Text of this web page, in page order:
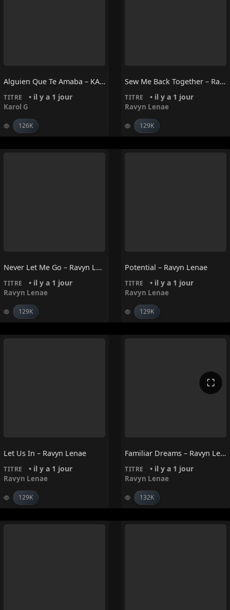
⛶
Alguien Que Te Amaba – KAROL G
TITRE • il y a 1 jour
Karol G
126K
Sew Me Back Together – Ravyn Lenae
TITRE • il y a 1 jour
Ravyn Lenae
129K
Never Let Me Go – Ravyn Lenae
TITRE • il y a 1 jour
Ravyn Lenae
129K
Potential – Ravyn Lenae
TITRE • il y a 1 jour
Ravyn Lenae
129K
Let Us In – Ravyn Lenae
TITRE • il y a 1 jour
Ravyn Lenae
129K
Familiar Dreams – Ravyn Lenae
TITRE • il y a 1 jour
Ravyn Lenae
132K